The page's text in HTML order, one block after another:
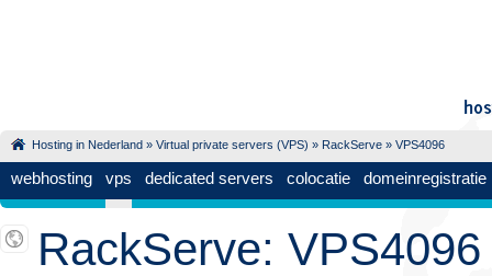
Hosting in Nederland » Virtual private servers (VPS) » RackServe » VPS4096
webhosting vps dedicated servers colocatie domeinregistratie
RackServe: VPS4096